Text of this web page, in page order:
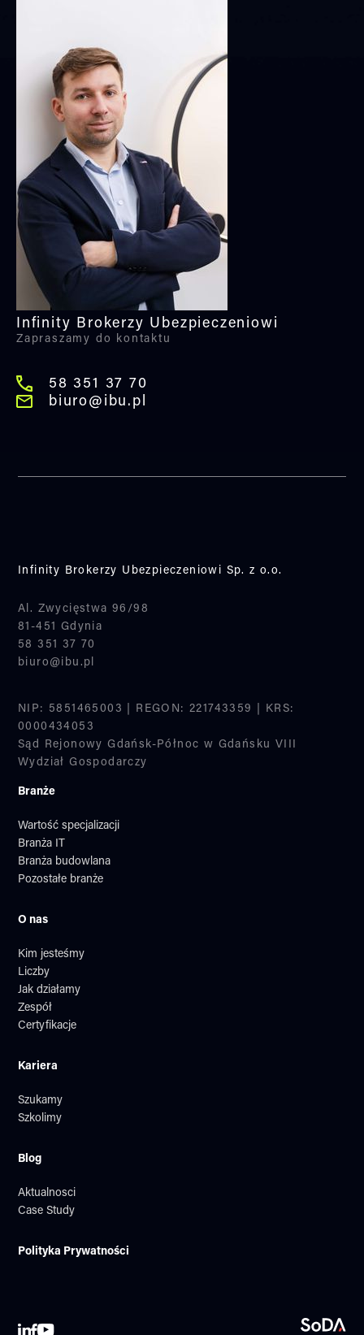
Infinity Brokerzy Ubezpieczeniowi
Zapraszamy do kontaktu
58 351 37 70
biuro@ibu.pl
Infinity Brokerzy Ubezpieczeniowi Sp. z o.o.
Al. Zwycięstwa 96/98
81-451 Gdynia
58 351 37 70
biuro@ibu.pl
NIP: 5851465003 | REGON: 221743359 | KRS:
0000434053
Sąd Rejonowy Gdańsk-Północ w Gdańsku VIII
Wydział Gospodarczy
Branże
Wartość specjalizacji
Branża IT
Branża budowlana
Pozostałe branże
O nas
Kim jesteśmy
Liczby
Jak działamy
Zespół
Certyfikacje
Kariera
Szukamy
Szkolimy
Blog
Aktualnosci
Case Study
Polityka Prywatności